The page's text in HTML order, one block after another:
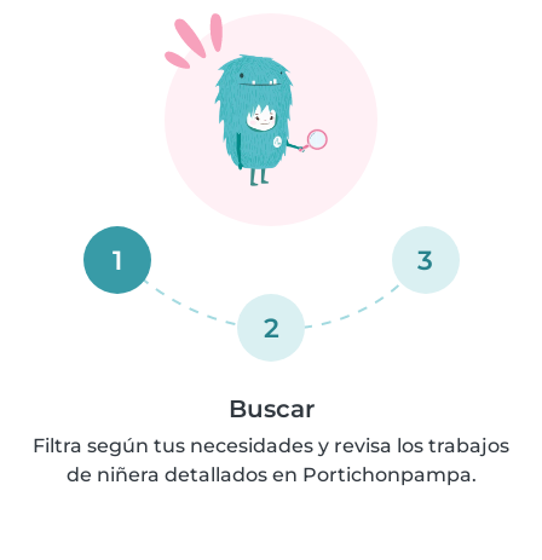
1
2
3
Buscar
Filtra según tus necesidades y revisa los trabajos
de niñera detallados en Portichonpampa.